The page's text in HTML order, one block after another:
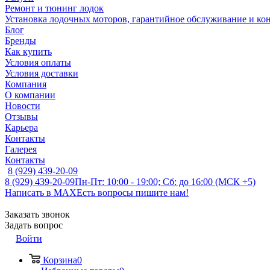
Ремонт и тюнинг лодок
Установка лодочных моторов, гарантийное обслуживание и
Блог
Бренды
Как купить
Условия оплаты
Условия доставки
Компания
О компании
Новости
Отзывы
Карьера
Контакты
Галерея
Контакты
8 (929) 439-20-09
8 (929) 439-20-09Пн-Пт: 10:00 - 19:00; Сб: до 16:00 (МСК +5)
Написать в MAXЕсть вопросы пишите нам!
Заказать звонок
Задать вопрос
Войти
Корзина0